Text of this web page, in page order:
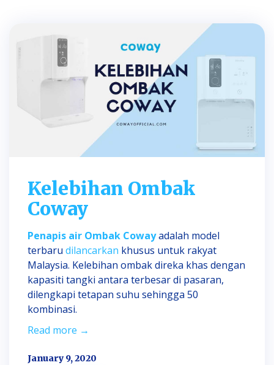
Kelebihan Ombak
Coway
Penapis air Ombak Cowayadalah model
terbaru dilancarkan khusus untuk rakyat
Malaysia. Kelebihan ombak direka khas dengan
kapasiti tangki antara terbesar di pasaran,
dilengkapi tetapan suhu sehingga 50
kombinasi.
Read more →
January 9, 2020